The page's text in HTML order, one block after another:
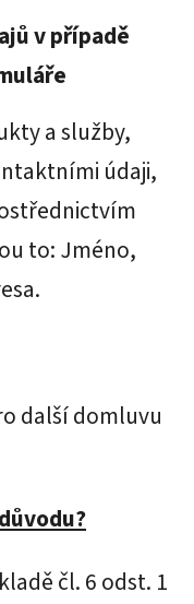
v případě
a služby,
údaji,
to: Jméno,
další domluvu
čl. 6 odst. 1